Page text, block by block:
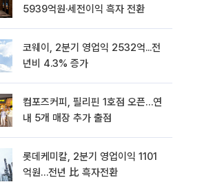
5939억원·세전이익 흑자 전환
코웨이, 2분기 영업익 2532억...전
년비 4.3% 증가
컴포즈커피, 필리핀 1호점 오픈…연
내 5개 매장 추가 출점
롯데케미칼, 2분기 영업이익 1101
억원…전년 比 흑자전환